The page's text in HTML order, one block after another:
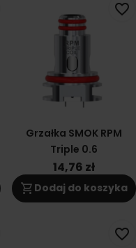
Grzałka SMOK RPM
Triple 0.6
14,76 zł
shopping_cart Dodaj do koszyka
favorite_border
favorite_border